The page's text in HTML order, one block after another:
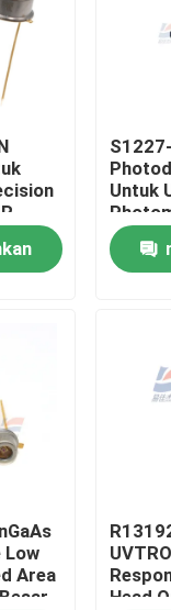
Untuk
Visible
Dark
Low
Area
Head